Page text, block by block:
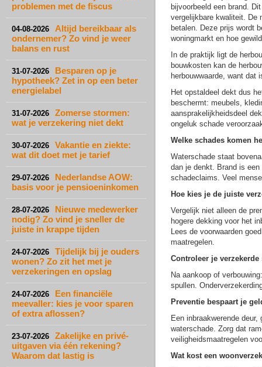
problemen met de fiscus
04-08-2026
Altijd bereikbaar als
ondernemer? Zo vind je weer
balans en rust
31-07-2026
Besparen op je
hypotheek? Zet in op een beter
energielabel
31-07-2026
Zomerse stormen:
wat je verzekering niet dekt
30-07-2026
Vakantie en ziekte:
wat dit doet met je tarief
29-07-2026
Nederlandse AOW:
basis voor je pensioeninkomen
28-07-2026
Nieuwe medewerker
nodig? Zo vind je sneller de
juiste in krappe tijden
24-07-2026
Tijdelijk bij je ouders
wonen? Zo zit het met je
verzekeringen en opslag
24-07-2026
Een financiële
meevaller: kies je voor sparen
of extra aflossen?
23-07-2026
Zakelijke en privé-
uitgaven via één rekening?
Waarom dat lastig is
bijvoorbeeld een brand.
vergelijkbare kwaliteit. De
betalen. Deze prijs wordt
woningmarkt en hoe
In de praktijk ligt de
bouwkosten kan de
herbouwwaarde, want dat
Het opstaldeel dekt dus
beschermt: meubels,
aansprakelijkheidsdeel
ongeluk schade
Welke schades komen
Waterschade staat
dan je denkt. Brand is
schadeclaims. Veel
Hoe kies je de juiste
Vergelijk niet alleen de
hogere dekking voor het
Lees de voorwaarden
maatregelen.
Controleer je verzekerde
Na aankoop of
spullen.
Preventie bespaart je
Een inbraakwerende
waterschade. Zorg dat
veiligheidsmaatregelen
Wat kost een